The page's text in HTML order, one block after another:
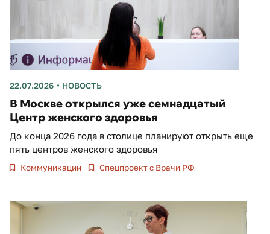
22.07.2026 НОВОСТЬ
В Москве открылся уже семнадцатый
Центр женского здоровья
До конца 2026 года в столице планируют открыть еще
пять центров женского здоровья
Коммуникации Спецпроект с Врачи РФ